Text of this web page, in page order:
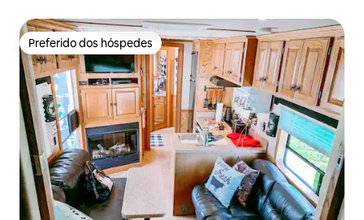
Preferido dos hóspedes
Preferido dos hóspedes